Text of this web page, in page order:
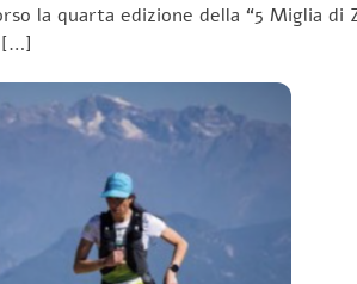
la quarta edizione della “5 Miglia
[…]